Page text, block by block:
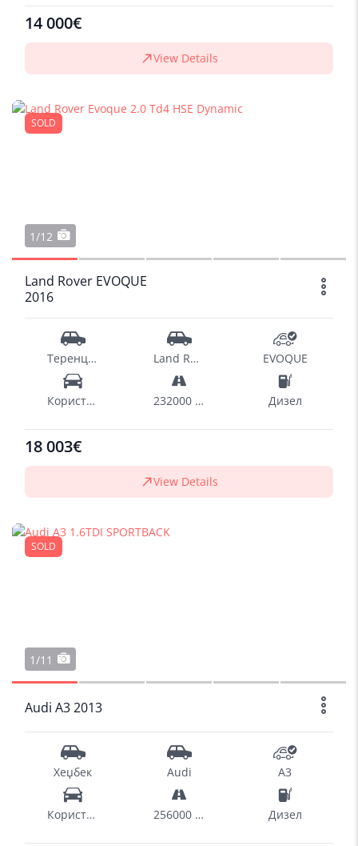
14 000€
View Details
SOLD
1/12
Land Rover EVOQUE
2016
Теренци - SUV Land Rover EVOQUE
Користен 232000 km Дизел
18 003€
View Details
SOLD
1/11
Audi A3 2013
Хеџбек Audi A3
Користен 256000 km Дизел